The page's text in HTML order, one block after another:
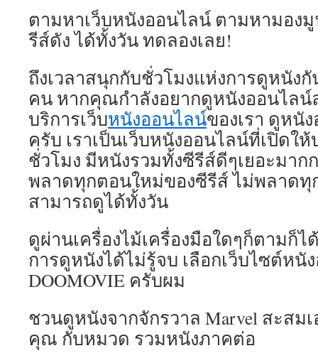
ตามหาเว็บหนังออนไลน์ ตามหามอง
รีส์ดัง ได้ทั้งวัน ทดลองเลย!
ถึงเวลาสนุกกับชั่วโมงแห่งการดูหนัง
คน หากคุณกำลังอยากดูหนังออนไลน์
บริการเว็บหนังออนไลน์ของเรา ดูหนั
ครับ เราเป็นเว็บหนังออนไลน์ที่เปิดใ
ชั่วโมง มีหนังรวมทั้งซีรีส์ดีๆเยอะมากก
พลาดทุกตอนใหม่ของซีรีส์ ไม่พลาดทุ
สามารถดูได้ทั้งวัน
ดูผ่านเครื่องไม้เครื่องมือใดๆก็ตามก็
การดูหนังได้ไม่รู้จบ เลือกเว็บไซต์หนั
DOOMOVIE ครับผม
ชวนดูหนังจากจักรวาล Marvel สะสม
คุณ กับหมวด รวมหนังภาคต่อ